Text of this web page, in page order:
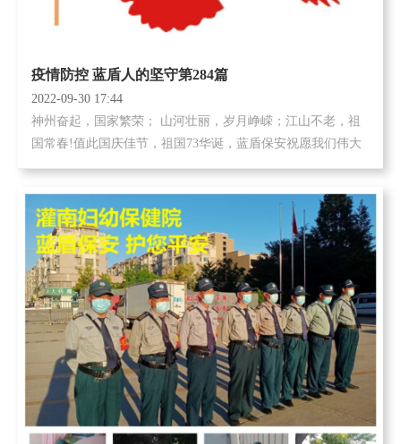
疫情防控 蓝盾人的坚守第284篇
2022-09-30 17:44
神州奋起，国家繁荣； 山河壮丽，岁月峥嵘；江山不老，祖
国常春!值此国庆佳节，祖国73华诞，蓝盾保安祝愿我们伟大